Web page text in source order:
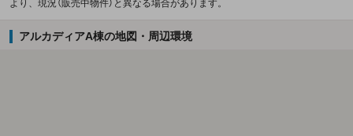
より、現況（販売中物件）と異なる場合があります。
アルカディアA棟の地図・周辺環境